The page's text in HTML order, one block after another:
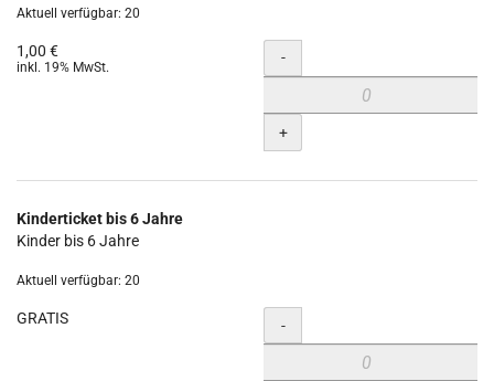
Aktuell verfügbar: 20
1,00 €
inkl. 19% MwSt. Menge
-
+
Kinderticket bis 6 Jahre
Kinder bis 6 Jahre
Aktuell verfügbar: 20
GRATIS Menge
-